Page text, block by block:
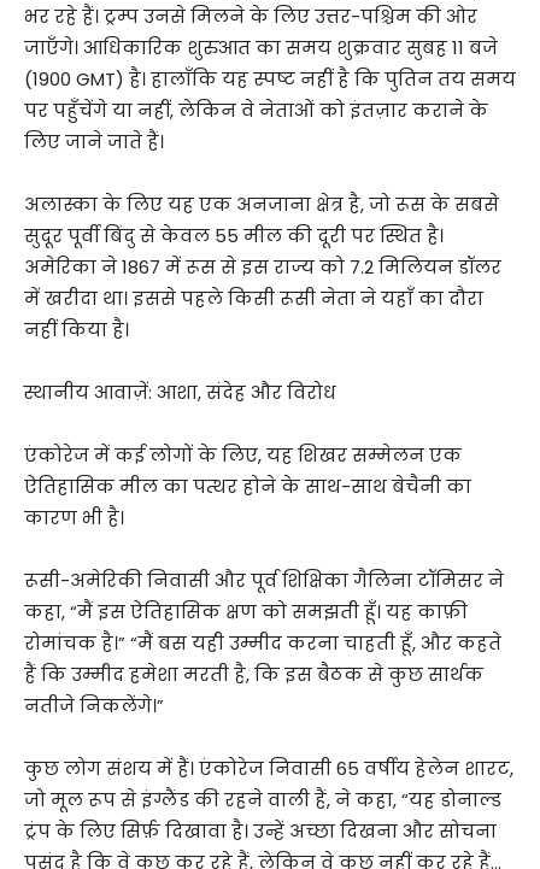
भर रहे हैं। ट्रम्प उनसे मिलने के लिए उत्तर-पश्चिम की ओर
जाएँगे। आधिकारिक शुरुआत का समय शुक्रवार सुबह 11 बजे
(1900 GMT) है। हालाँकि यह स्पष्ट नहीं है कि पुतिन तय समय
पर पहुँचेंगे या नहीं, लेकिन वे नेताओं को इंतज़ार कराने के
लिए जाने जाते हैं।
अलास्का के लिए यह एक अनजाना क्षेत्र है, जो रूस के सबसे
सुदूर पूर्वी बिंदु से केवल 55 मील की दूरी पर स्थित है।
अमेरिका ने 1867 में रूस से इस राज्य को 7.2 मिलियन डॉलर
में खरीदा था। इससे पहले किसी रूसी नेता ने यहाँ का दौरा
नहीं किया है।
स्थानीय आवाज़ें: आशा, संदेह और विरोध
एंकोरेज में कई लोगों के लिए, यह शिखर सम्मेलन एक
ऐतिहासिक मील का पत्थर होने के साथ-साथ बेचैनी का
कारण भी है।
रूसी-अमेरिकी निवासी और पूर्व शिक्षिका गैलिना टॉमिसर ने
कहा, “मैं इस ऐतिहासिक क्षण को समझती हूँ। यह काफ़ी
रोमांचक है।” “मैं बस यही उम्मीद करना चाहती हूँ, और कहते
हैं कि उम्मीद हमेशा मरती है, कि इस बैठक से कुछ सार्थक
नतीजे निकलेंगे।”
कुछ लोग संशय में हैं। एंकोरेज निवासी 65 वर्षीय हेलेन शारट,
जो मूल रूप से इंग्लैंड की रहने वाली हैं, ने कहा, “यह डोनाल्ड
ट्रंप के लिए सिर्फ़ दिखावा है। उन्हें अच्छा दिखना और सोचना
पसंद है कि वे कुछ कर रहे हैं, लेकिन वे कुछ नहीं कर रहे हैं…